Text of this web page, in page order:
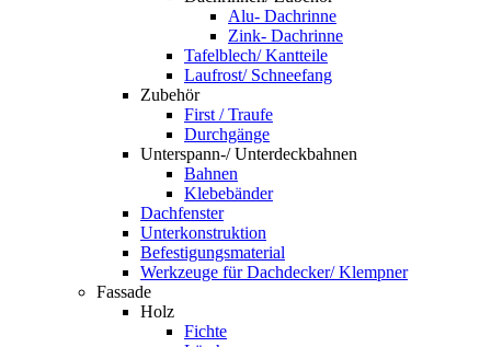
Alu- Dachrinne
Zink- Dachrinne
Tafelblech/ Kantteile
Laufrost/ Schneefang
Zubehör
First / Traufe
Durchgänge
Unterspann-/ Unterdeckbahnen
Bahnen
Klebebänder
Dachfenster
Unterkonstruktion
Befestigungsmaterial
Werkzeuge für Dachdecker/ Klempner
Fassade
Holz
Fichte